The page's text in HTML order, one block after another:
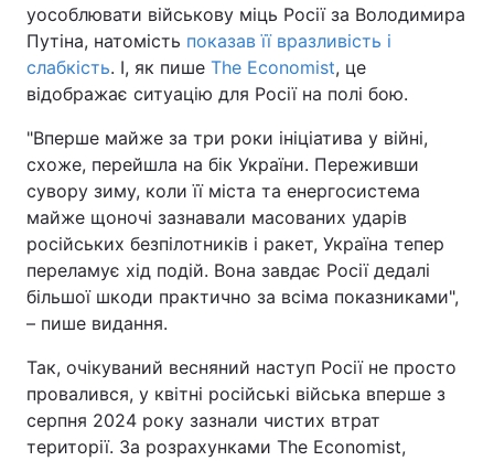
Техно і зв'язок Лайт
Зброя Інциденти
Здоров'я Туризм
Цікавинки Погода
Лонгріди
Інтерв'ю Думки
Архів Вакансії
уособлювати військову міць Росії за Володимира
Путіна, натомість показав її вразливість і
слабкість. І, як пише The Economist, це
відображає ситуацію для Росії на полі бою.
"Вперше майже за три роки ініціатива у війні,
схоже, перейшла на бік України. Переживши
сувору зиму, коли її міста та енергосистема
майже щоночі зазнавали масованих ударів
російських безпілотників і ракет, Україна тепер
переламує хід подій. Вона завдає Росії дедалі
більшої шкоди практично за всіма показниками",
– пише видання.
Так, очікуваний весняний наступ Росії не просто
провалився, у квітні російські війська вперше з
серпня 2024 року зазнали чистих втрат
території. За розрахунками The Economist,